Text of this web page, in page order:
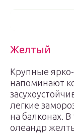
Желтый
Крупные
напоминают
легкие
на балконах.
олеандр